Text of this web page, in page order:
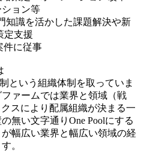
ョン等
知識を活かした課題解決や新
定支援
件に従事
という組織体制を取っていま
ァームでは業界と領域（戦
スにより配属組織が決まる一
無い文字通りOne Poolにする
幅広い業界と幅広い領域の経
。